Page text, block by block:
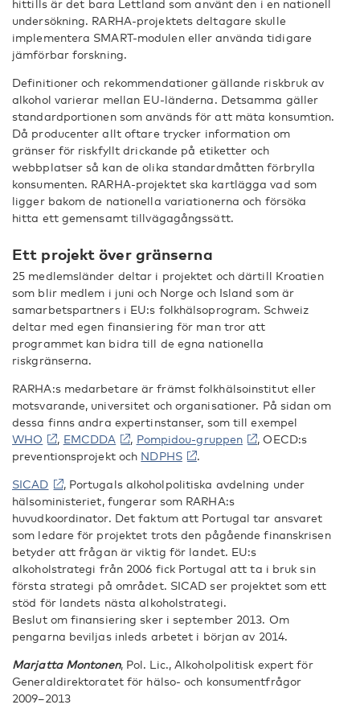
hittills är det bara Lettland som använt den i en nationell
undersökning. RARHA-projektets deltagare skulle
implementera SMART-modulen eller använda tidigare
jämförbar forskning.
Definitioner och rekommendationer gällande riskbruk av
alkohol varierar mellan EU-länderna. Detsamma gäller
standardportionen som används för att mäta konsumtion.
Då producenter allt oftare trycker information om
gränser för riskfyllt drickande på etiketter och
webbplatser så kan de olika standardmåtten förbrylla
konsumenten. RARHA-projektet ska kartlägga vad som
ligger bakom de nationella variationerna och försöka
hitta ett gemensamt tillvägagångssätt.
Ett projekt över gränserna
25 medlemsländer deltar i projektet och därtill Kroatien
som blir medlem i juni och Norge och Island som är
samarbetspartners i EU:s folkhälsoprogram. Schweiz
deltar med egen finansiering för man tror att
programmet kan bidra till de egna nationella
riskgränserna.
RARHA:s medarbetare är främst folkhälsoinstitut eller
motsvarande, universitet och organisationer. På sidan om
dessa finns andra expertinstanser, som till exempel
WHO
, EMCDDA , Pompidou-gruppen
, OECD:s
preventionsprojekt och NDPHS .
SICAD
, Portugals alkoholpolitiska avdelning under
hälsoministeriet, fungerar som RARHA:s
huvudkoordinator. Det faktum att Portugal tar ansvaret
som ledare för projektet trots den pågående finanskrisen
betyder att frågan är viktig för landet. EU:s
alkoholstrategi från 2006 fick Portugal att ta i bruk sin
första strategi på området. SICAD ser projektet som ett
stöd för landets nästa alkoholstrategi.
Beslut om finansiering sker i september 2013. Om
pengarna beviljas inleds arbetet i början av 2014.
Marjatta Montonen, Pol. Lic., Alkoholpolitisk expert för
Generaldirektoratet för hälso- och konsumentfrågor
2009–2013